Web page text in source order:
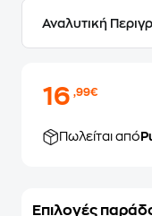
Αναλυτική
16,99€
Πωλείται από
Επιλογές